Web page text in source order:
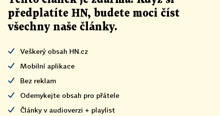
předplatíte HN, budete moci číst
všechny naše články.
Veškerý obsah HN.cz
Mobilní aplikace
Bez reklam
Odemykejte obsah pro přátele
Články v audioverzi + playlist